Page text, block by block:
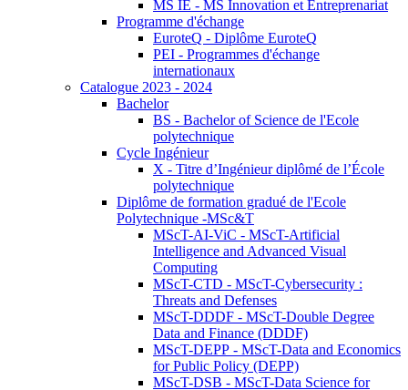
MS IE - MS Innovation et Entreprenariat
Programme d'échange
EuroteQ - Diplôme EuroteQ
PEI - Programmes d'échange
internationaux
Catalogue 2023 - 2024
Bachelor
BS - Bachelor of Science de l'Ecole
polytechnique
Cycle Ingénieur
X - Titre d’Ingénieur diplômé de l’École
polytechnique
Diplôme de formation gradué de l'Ecole
Polytechnique -MSc&T
MScT-AI-ViC - MScT-Artificial
Intelligence and Advanced Visual
Computing
MScT-CTD - MScT-Cybersecurity :
Threats and Defenses
MScT-DDDF - MScT-Double Degree
Data and Finance (DDDF)
MScT-DEPP - MScT-Data and Economics
for Public Policy (DEPP)
MScT-DSB - MScT-Data Science for